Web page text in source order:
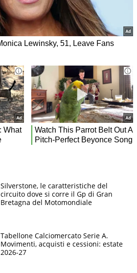
Silverstone, le caratteristiche del
circuito dove si corre il Gp di Gran
Bretagna del Motomondiale
Tabellone Calciomercato Serie A.
Movimenti, acquisti e cessioni: estate
2026-27